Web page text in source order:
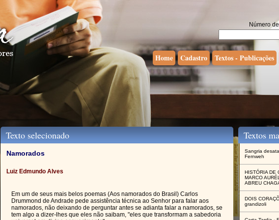
Número
Home Cadastro Textos - Publicações
Texto selecionado
Namorados
Luiz Edmundo Alves
Em um de seus mais belos poemas (Aos namorados do Brasil) Carlos
Drummond de Andrade pede assistência técnica ao Senhor para falar aos
namorados, não deixando de perguntar antes se adianta falar a namorados, se
tem algo a dizer-lhes que eles não saibam, "eles que transformam a sabedoria
Textos
Sangria
Fernweh
HISTÓRIA DE
MARCO
ABREU
DOIS
grandizoli